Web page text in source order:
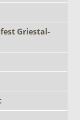
Griestal-